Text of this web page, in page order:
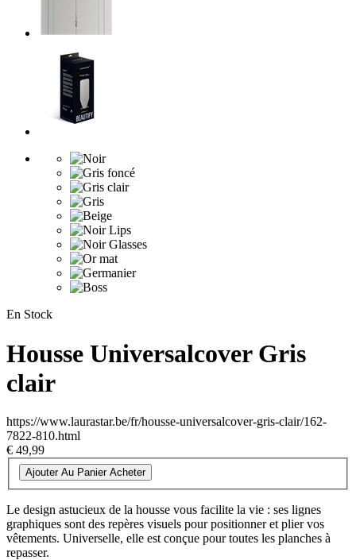
En Stock
Housse Universalcover Gris
clair
https://www.laurastar.be/fr/housse-universalcover-gris-clair/162-
7822-810.html
€ 49,99
Ajouter Au Panier Acheter
Le design astucieux de la housse vous facilite la vie : ses lignes
graphiques sont des repères visuels pour positionner et plier vos
vêtements. Universelle, elle est conçue pour toutes les planches à
repasser.